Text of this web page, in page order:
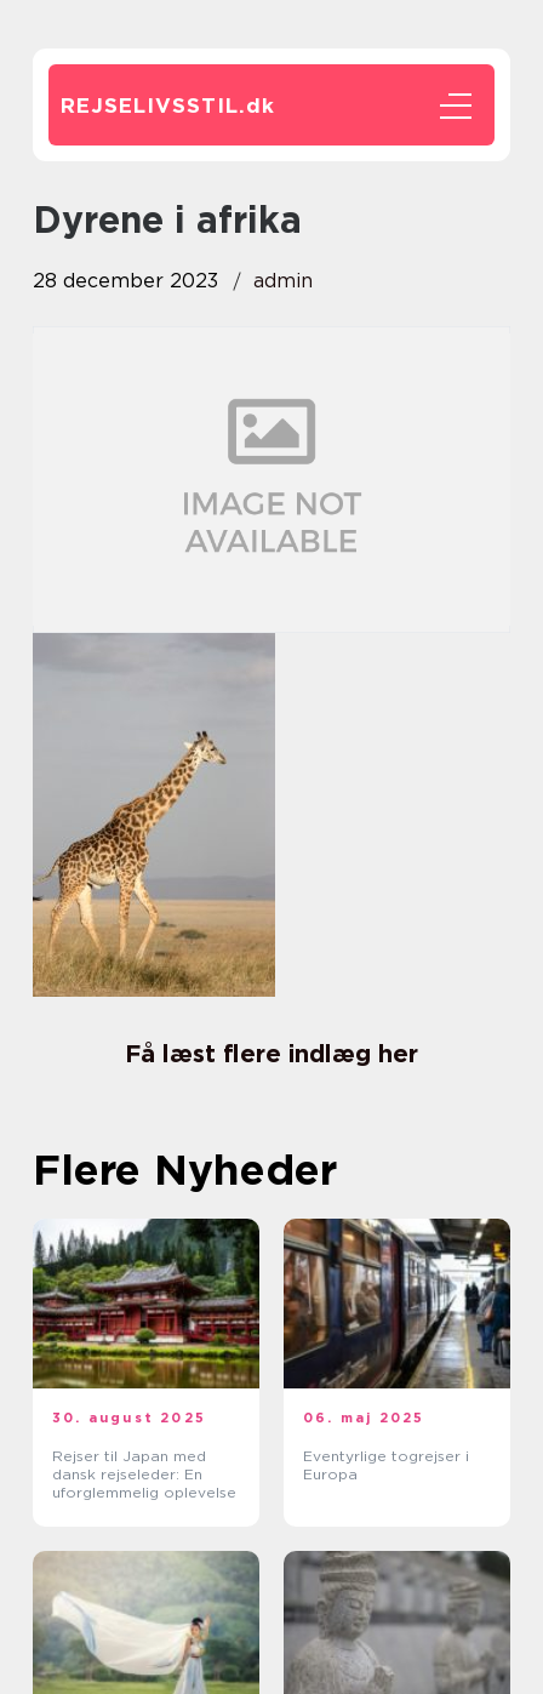
REJSELIVSSTIL.dk
dyrene i afrika
28 december 2023 admin
Få læst flere indlæg her
Flere Nyheder
30. august 2025
Rejser til Japan med
dansk rejseleder: En
uforglemmelig oplevelse
06. maj 2025
Eventyrlige togrejser i
Europa